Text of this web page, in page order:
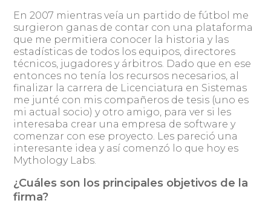
En 2007 mientras veía un partido de fútbol me
surgieron ganas de contar con una plataforma
que me permitiera conocer la historia y las
estadísticas de todos los equipos, directores
técnicos, jugadores y árbitros. Dado que en ese
entonces no tenía los recursos necesarios, al
finalizar la carrera de Licenciatura en Sistemas
me junté con mis compañeros de tesis (uno es
mi actual socio) y otro amigo, para ver si les
interesaba crear una empresa de software y
comenzar con ese proyecto. Les pareció una
interesante idea y así comenzó lo que hoy es
Mythology Labs.
¿Cuáles son los principales objetivos de la
firma?